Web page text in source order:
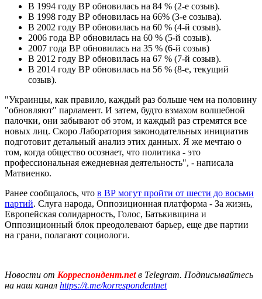
В 1994 году ВР обновилась на 84 % (2-е созыв).
В 1998 году ВР обновилась на 66% (3-е созыва).
В 2002 году ВР обновилась на 60 % (4-й созыв).
2006 года ВР обновилась на 60 % (5-й созыв).
2007 года ВР обновилась на 35 % (6-й созыв)
В 2012 году ВР обновилась на 67 % (7-й созыв).
В 2014 году ВР обновилась на 56 % (8-е, текущий
созыв).
"Украинцы, как правило, каждый раз больше чем на половину
"обновляют" парламент. И затем, будто взмахом волшебной
палочки, они забывают об этом, и каждый раз стремятся все
новых лиц. Скоро Лаборатория законодательных инициатив
подготовит детальный анализ этих данных. Я же мечтаю о
том, когда общество осознает, что политика - это
профессиональная ежедневная деятельность", - написала
Матвиенко.
Ранее сообщалось, что в ВР могут пройти от шести до восьми
партий. Слуга народа, Оппозиционная платформа - За жизнь,
Европейская солидарность, Голос, Батькивщина и
Оппозиционный блок преодолевают барьер, еще две партии
на грани, полагают социологи.
Новости от Корреспондент.netв Telegram. Подписывайтесь
на наш канал https://t.me/korrespondentnet